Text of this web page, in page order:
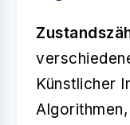
Künstlicher